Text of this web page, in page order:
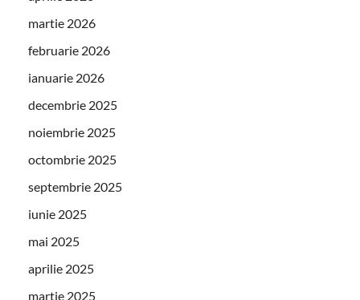
martie 2026
februarie 2026
ianuarie 2026
decembrie 2025
noiembrie 2025
octombrie 2025
septembrie 2025
iunie 2025
mai 2025
aprilie 2025
martie 2025